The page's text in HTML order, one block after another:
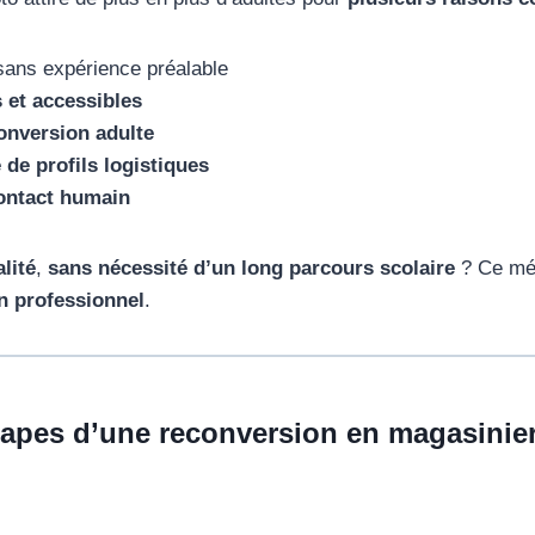
expérience préalable
accessibles
adulte
de profils logistiques
humain
, sans nécessité d’un long parcours scolaire ? Ce
professionnel.
d’une reconversion en